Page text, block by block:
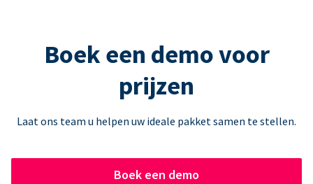
Boek een demo voor
prijzen
Laat ons team u helpen uw ideale pakket samen te stellen.
Boek een demo